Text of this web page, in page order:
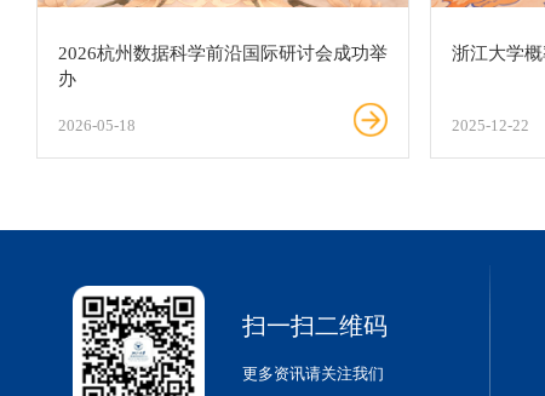
2026杭州数据科学前沿国际研讨会成功举
办
2026-05-18
浙江大学
2025-12-22
扫一扫二维码
更多资讯请关注我们